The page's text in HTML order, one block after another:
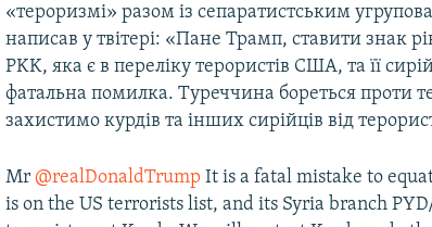
«тероризмі» разом із сепаратистським
написав у твітері: «Пане Трамп, ставити знак
PKK, яка є в переліку терористів США, та її
фатальна помилка. Туреччина бореться проти
захистимо курдів та інших сирійців від
Mr@realDonaldTrump It is a fatal mistake to
is on the US terrorists list, and its Syria branch